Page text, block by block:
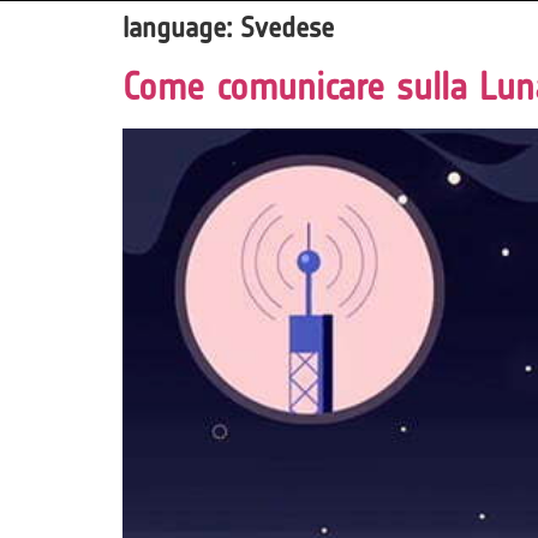
language: Svedese
Come comunicare sulla